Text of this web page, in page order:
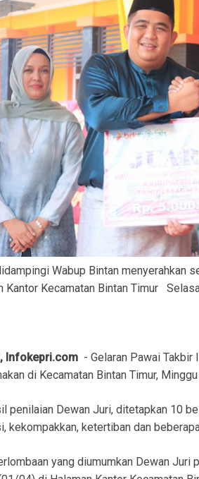
Wabup Bintan menyerahkan
Kantor Kecamatan Bintan Timur
Infokepri.com - Gelaran Pawai
di Kecamatan Bintan Timur,
penilaian Dewan Juri, ditetapkan 10
kekompakkan, ketertiban dan
yang diumumkan Dewan Juri